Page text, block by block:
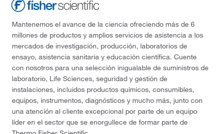
Mantenemos el avance de la ciencia ofreciendo más de 6
millones de productos y amplios servicios de asistencia a los
mercados de investigación, producción, laboratorios de
ensayo, asistencia sanitaria y educación científica. Cuente
con nosotros para una selección inigualable de suministros de
laboratorio, Life Sciences, seguridad y gestión de
instalaciones, incluidos productos químicos, consumibles,
equipos, instrumentos, diagnósticos y mucho más, junto con
una atención al cliente excepcional por parte de un equipo
líder en el sector que se enorgullece de formar parte de